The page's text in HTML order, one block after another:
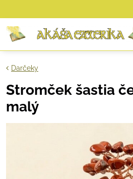
Darčeky
Stromček šastia
malý